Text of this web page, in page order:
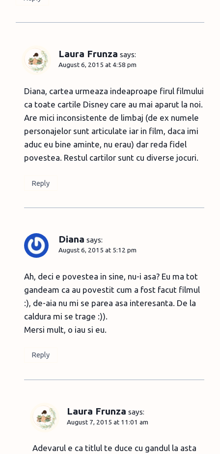
Laura Frunza says:
August 6, 2015 at 4:58 pm
Diana, cartea urmeaza indeaproape firul filmului
ca toate cartile Disney care au mai aparut la noi.
Are mici inconsistente de limbaj (de ex numele
personajelor sunt articulate iar in film, daca imi
aduc eu bine aminte, nu erau) dar reda fidel
povestea. Restul cartilor sunt cu diverse jocuri.
Reply
Diana says:
August 6, 2015 at 5:12 pm
Ah, deci e povestea in sine, nu-i asa? Eu ma tot
gandeam ca au povestit cum a fost facut filmul
:), de-aia nu mi se parea asa interesanta. De la
caldura mi se trage :)).
Mersi mult, o iau si eu.
Reply
Laura Frunza says:
August 7, 2015 at 11:01 am
Adevarul e ca titlul te duce cu gandul la asta